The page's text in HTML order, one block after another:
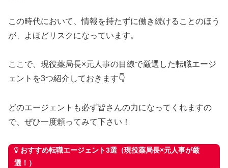
この時代において、情報を持たずに働き続けることのほう
が、よほどリスクになっています。
ここで、現役薬局長×元人事の目線で厳選した転職エージ
ェントを3つ紹介しておきます👇
どのエージェントも必ず皆さんの力になってくれますの
で、ぜひ一度頼ってみて下さい！
おすすめ転職エージェント3選（現役薬局長×元人事が厳
選！）